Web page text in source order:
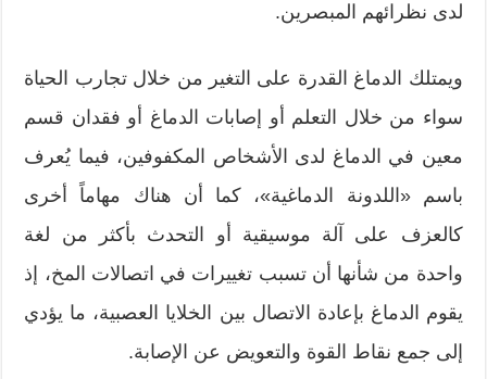
لدى نظرائهم المبصرين.
ويمتلك الدماغ القدرة على التغير من خلال تجارب الحياة
سواء من خلال التعلم أو إصابات الدماغ أو فقدان قسم
معين في الدماغ لدى الأشخاص المكفوفين، فيما يُعرف
باسم «اللدونة الدماغية»، كما أن هناك مهاماً أخرى
كالعزف على آلة موسيقية أو التحدث بأكثر من لغة
واحدة من شأنها أن تسبب تغييرات في اتصالات المخ، إذ
يقوم الدماغ بإعادة الاتصال بين الخلايا العصبية، ما يؤدي
إلى جمع نقاط القوة والتعويض عن الإصابة.